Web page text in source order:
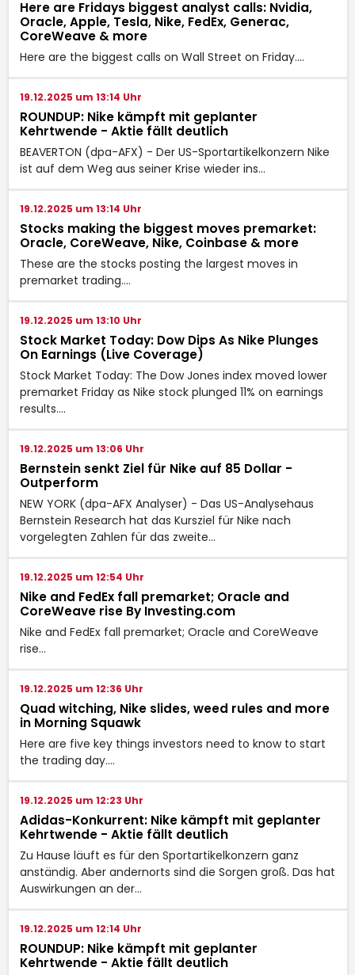
Here are Fridays biggest analyst calls: Nvidia,
Oracle, Apple, Tesla, Nike, FedEx, Generac,
CoreWeave & more
Here are the biggest calls on Wall Street on Friday.…
19.12.2025 um 13:14 Uhr
ROUNDUP: Nike kämpft mit geplanter
Kehrtwende - Aktie fällt deutlich
BEAVERTON (dpa-AFX) - Der US-Sportartikelkonzern Nike
ist auf dem Weg aus seiner Krise wieder ins…
19.12.2025 um 13:14 Uhr
Stocks making the biggest moves premarket:
Oracle, CoreWeave, Nike, Coinbase & more
These are the stocks posting the largest moves in
premarket trading.…
19.12.2025 um 13:10 Uhr
Stock Market Today: Dow Dips As Nike Plunges
On Earnings (Live Coverage)
Stock Market Today: The Dow Jones index moved lower
premarket Friday as Nike stock plunged 11% on earnings
results.…
19.12.2025 um 13:06 Uhr
Bernstein senkt Ziel für Nike auf 85 Dollar -
Outperform
NEW YORK (dpa-AFX Analyser) - Das US-Analysehaus
Bernstein Research hat das Kursziel für Nike nach
vorgelegten Zahlen für das zweite…
19.12.2025 um 12:54 Uhr
Nike and FedEx fall premarket; Oracle and
CoreWeave rise By Investing.com
Nike and FedEx fall premarket; Oracle and CoreWeave
rise…
19.12.2025 um 12:36 Uhr
Quad witching, Nike slides, weed rules and more
in Morning Squawk
Here are five key things investors need to know to start
the trading day.…
19.12.2025 um 12:23 Uhr
Adidas-Konkurrent: Nike kämpft mit geplanter
Kehrtwende - Aktie fällt deutlich
Zu Hause läuft es für den Sportartikelkonzern ganz
anständig. Aber andernorts sind die Sorgen groß. Das hat
Auswirkungen an der…
19.12.2025 um 12:14 Uhr
ROUNDUP: Nike kämpft mit geplanter
Kehrtwende - Aktie fällt deutlich